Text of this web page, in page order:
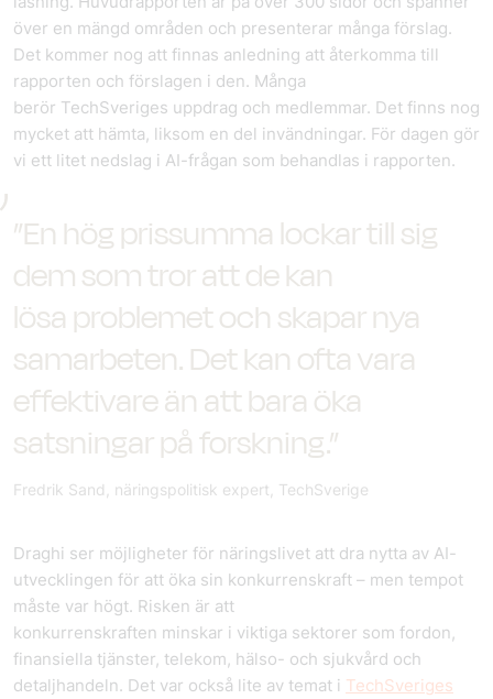
över en mängd områden och presenterar många förslag.
Det kommer nog att finnas anledning att återkomma till
rapporten och förslagen i den. Många
berör TechSveriges uppdrag och medlemmar. Det finns nog
mycket att hämta, liksom en del invändningar. För dagen gör
vi ett litet nedslag i AI-frågan som behandlas i rapporten.
”En hög prissumma lockar till sig
dem som tror att de kan
lösa problemet och skapar nya
samarbeten. Det kan ofta vara
effektivare än att bara öka
satsningar på forskning.”
Fredrik Sand, näringspolitisk expert, TechSverige
Draghi ser möjligheter för näringslivet att dra nytta av AI-
utvecklingen för att öka sin konkurrenskraft – men tempot
måste var högt. Risken är att
konkurrenskraften minskar i viktiga sektorer som fordon,
finansiella tjänster, telekom, hälso- och sjukvård och
detaljhandeln. Det var också lite av temat i TechSveriges